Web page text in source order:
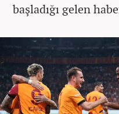
başladığı gelen